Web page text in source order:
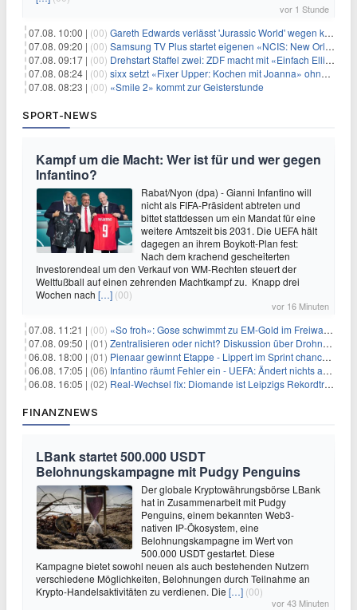
vor 1 Stunde
07.08. 10:00 | (00) Gareth Edwards verlässt 'Jurassic World' wegen kreativer Differenzen
07.08. 09:20 | (00) Samsung TV Plus startet eigenen «NCIS: New Orleans»-Sender
07.08. 09:17 | (00) Drehstart Staffel zwei: ZDF macht mit «Einfach Elli» weiter
07.08. 08:24 | (00) sixx setzt «Fixer Upper: Kochen mit Joanna» ohne Pause fort
07.08. 08:23 | (00) «Smile 2» kommt zur Geisterstunde
SPORT-NEWS
Kampf um die Macht: Wer ist für und wer gegen
Infantino?
Rabat/Nyon (dpa) - Gianni Infantino will
nicht als FIFA-Präsident abtreten und
bittet stattdessen um ein Mandat für eine
weitere Amtszeit bis 2031. Die UEFA hält
dagegen an ihrem Boykott-Plan fest:
Nach dem krachend gescheiterten
Investorendeal um den Verkauf von WM-Rechten steuert der
Weltfußball auf einen zehrenden Machtkampf zu. Knapp drei
Wochen nach […] (00)
vor 16 Minuten
07.08. 11:21 | (00) «So froh»: Gose schwimmt zu EM-Gold im Freiwasser
07.08. 09:50 | (01) Zentralisieren oder nicht? Diskussion über Drohnenabwehr
06.08. 18:00 | (01) Pienaar gewinnt Etappe - Lippert im Sprint chancenlos
06.08. 17:05 | (06) Infantino räumt Fehler ein - UEFA: Ändert nichts an Boykott
06.08. 16:05 | (02) Real-Wechsel fix: Diomande ist Leipzigs Rekordtransfer
FINANZNEWS
LBank startet 500.000 USDT
Belohnungskampagne mit Pudgy Penguins
Der globale Kryptowährungsbörse LBank
hat in Zusammenarbeit mit Pudgy
Penguins, einem bekannten Web3-
nativen IP-Ökosystem, eine
Belohnungskampagne im Wert von
500.000 USDT gestartet. Diese
Kampagne bietet sowohl neuen als auch bestehenden Nutzern
verschiedene Möglichkeiten, Belohnungen durch Teilnahme an
Krypto-Handelsaktivitäten zu verdienen. Die […] (00)
vor 43 Minuten